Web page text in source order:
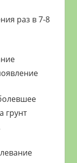
раз в 7-8
грунт